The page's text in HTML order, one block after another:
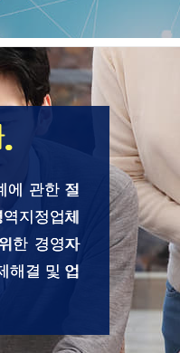
에 관한 절
지정업체
한 경영자
해결 및 업